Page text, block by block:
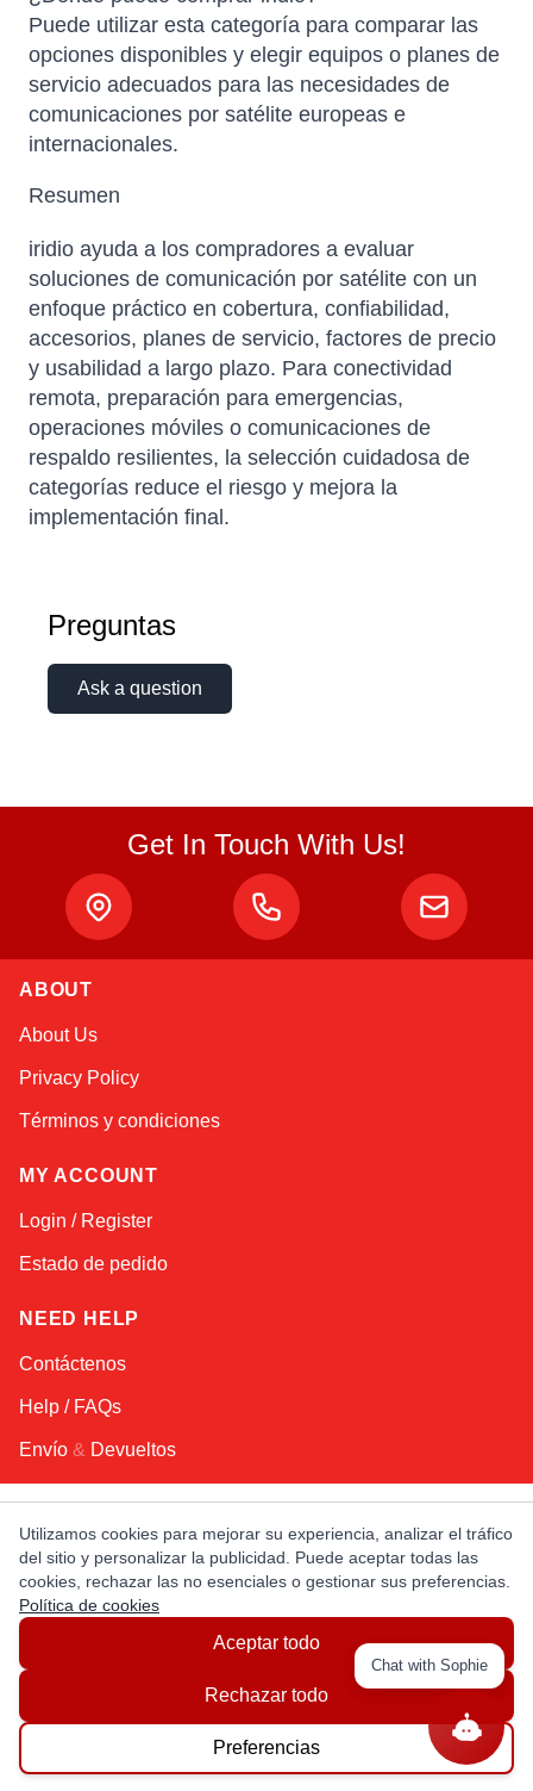
Puede utilizar esta categoría para comparar las
opciones disponibles y elegir equipos o planes de
servicio adecuados para las necesidades de
comunicaciones por satélite europeas e
internacionales.
Resumen
iridio ayuda a los compradores a evaluar
soluciones de comunicación por satélite con un
enfoque práctico en cobertura, confiabilidad,
accesorios, planes de servicio, factores de precio
y usabilidad a largo plazo. Para conectividad
remota, preparación para emergencias,
operaciones móviles o comunicaciones de
respaldo resilientes, la selección cuidadosa de
categorías reduce el riesgo y mejora la
implementación final.
Preguntas
Ask a question
Get In Touch With Us!
ABOUT
About Us
Privacy Policy
Términos y condiciones
MY ACCOUNT
Login / Register
Estado de pedido
NEED HELP
Contáctenos
Help / FAQs
Envío & Devueltos
KEEP IN TOUCH!
Dirección de email
CANADA
LATIN AMERICA USA
© Copyright EuropaSatellite.com. All Rights Reserved.
Utilizamos cookies para mejorar su experiencia, analizar el tráfico
del sitio y personalizar la publicidad. Puede aceptar todas las
cookies, rechazar las no esenciales o gestionar sus preferencias.
Política de cookies
Aceptar todo
Rechazar todo
Preferencias
Chat with Sophie